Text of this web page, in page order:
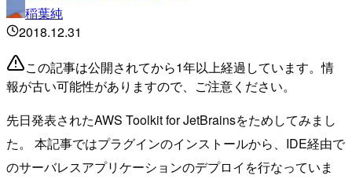
稲葉純
2018.12.31
この記事は公開されてから1年以上経過しています。情
報が古い可能性がありますので、ご注意ください。
先日発表されたAWS Toolkit for JetBrainsをためしてみまし
た。 本記事ではプラグインのインストールから、IDE経由で
のサーバレスアプリケーションのデプロイを行なっていま